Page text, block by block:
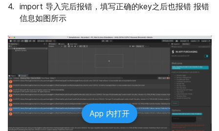
import 导入完后报错，填写正确的key之后也报错 报错
信息如图所示
App 内打开